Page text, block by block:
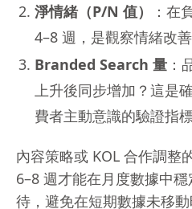
淨情緒（P/N 值）
：在
4–8 週，是觀察情緒改
Branded Search 量：
上升後同步增加？這是
費者主動意識的驗證指標
內容策略或 KOL 合作調整
6–8 週才能在月度數據中
待，避免在短期數據未移動